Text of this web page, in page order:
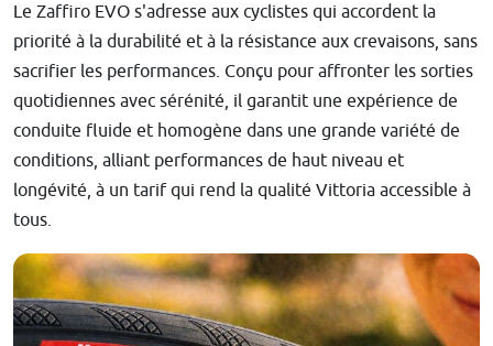
Le Zaffiro EVO s'adresse aux cyclistes qui accordent la
priorité à la durabilité et à la résistance aux crevaisons, sans
sacrifier les performances. Conçu pour affronter les sorties
quotidiennes avec sérénité, il garantit une expérience de
conduite fluide et homogène dans une grande variété de
conditions, alliant performances de haut niveau et
longévité, à un tarif qui rend la qualité Vittoria accessible à
tous.